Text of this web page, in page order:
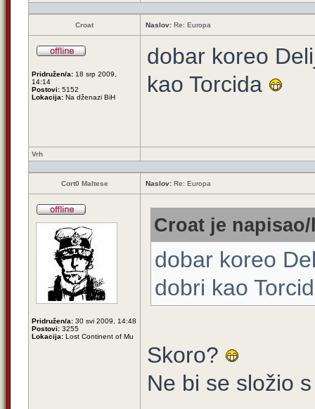
Croat Naslov: Re: Europa
Pridružen/a: 18 srp 2009,
14:14
Postovi: 5152
Lokacija: Na dženazi BiH
dobar koreo
kao Torcida
Vrh
Cort0 Maltese Naslov: Re: Europa
Pridružen/a: 30 svi 2009, 14:48
Postovi: 3255
Lokacija: Lost Continent of Mu
Croat je
dobar koreo
dobri kao
Skoro?
Ne bi se složio